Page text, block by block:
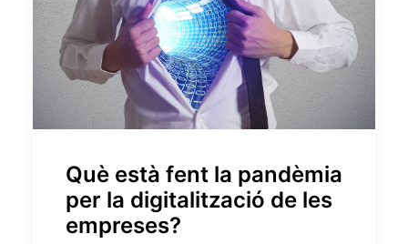
Què està fent la pandèmia
per la digitalització de les
empreses?